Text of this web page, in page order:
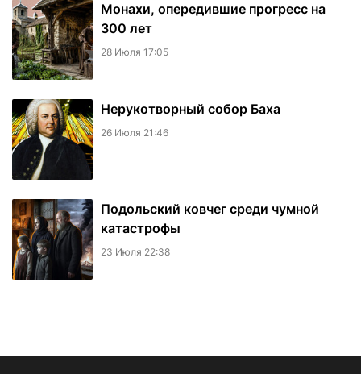
Монахи, опередившие прогресс на
300 лет
28 Июля 17:05
Нерукотворный собор Баха
26 Июля 21:46
Подольский ковчег среди чумной
катастрофы
23 Июля 22:38